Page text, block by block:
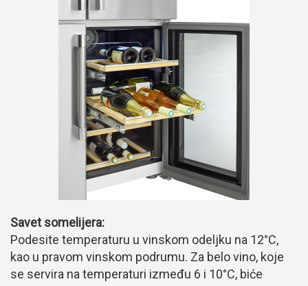
Savet somelijera:
Podesite temperaturu u vinskom odeljku na 12°C,
kao u pravom vinskom podrumu. Za belo vino, koje
se servira na temperaturi između 6 i 10°C, biće